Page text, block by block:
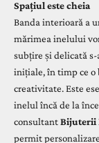
Spațiul este cheia
Banda interioară a
mărimea inelului
subțire și delicată s-
inițiale, în timp ce o
creativitate. Este
inelul încă de la
consultantBijuterii
permit